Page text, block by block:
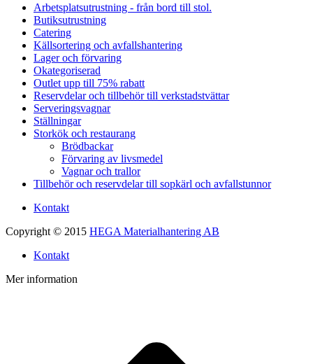
Arbetsplatsutrustning - från bord till stol.
Butiksutrustning
Catering
Källsortering och avfallshantering
Lager och förvaring
Okategoriserad
Outlet upp till 75% rabatt
Reservdelar och tillbehör till verkstadstvättar
Serveringsvagnar
Ställningar
Storkök och restaurang
Brödbackar
Förvaring av livsmedel
Vagnar och trallor
Tillbehör och reservdelar till sopkärl och avfallstunnor
Kontakt
Copyright © 2015 HEGA Materialhantering AB
Kontakt
Mer information